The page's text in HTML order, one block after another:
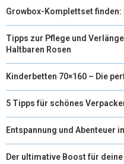
Growbox-Komplettset finden:
Tipps zur Pflege und
Haltbaren Rosen
Kinderbetten 70×160 – Die
5 Tipps für schönes
Entspannung und Abenteuer
Der ultimative Boost für